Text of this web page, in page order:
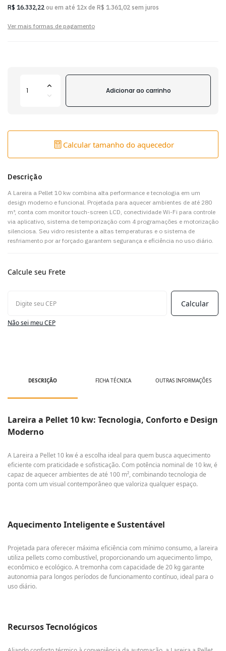
R$ 16.332,22 ou em até 12x de R$ 1.361,02 sem juros
Ver mais formas de pagamento
Descrição
A Lareira a Pellet 10 kw combina alta performance e tecnologia em um
design moderno e funcional. Projetada para aquecer ambientes de até 280
m³, conta com monitor touch-screen LCD, conectividade Wi-Fi para controle
via aplicativo, sistema de temporização com 4 programações e motorização
silenciosa. Seu vidro resistente a altas temperaturas e o sistema de
resfriamento por ar forçado garantem segurança e eficiência no uso diário.
Adicionar ao carrinho
Calcular tamanho do aquecedor
Calcule seu Frete
Não sei meu CEP
DESCRIÇÃO FICHA TÉCNICA OUTRAS INFORMAÇÕES
Lareira a Pellet 10 kw: Tecnologia, Conforto e Design
Moderno
A Lareira a Pellet 10 kw é a escolha ideal para quem busca aquecimento
eficiente com praticidade e sofisticação. Com potência nominal de 10 kw, é
capaz de aquecer ambientes de até 100 m², combinando tecnologia de
ponta com um visual contemporâneo que valoriza qualquer espaço.
Aquecimento Inteligente e Sustentável
Projetada para oferecer máxima eficiência com mínimo consumo, a lareira
utiliza pellets como combustível, proporcionando um aquecimento limpo,
econômico e ecológico. A tremonha com capacidade de 20 kg garante
autonomia para longos períodos de funcionamento contínuo, ideal para o
uso diário.
Recursos Tecnológicos